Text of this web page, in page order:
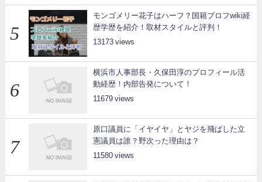
モンゴメリー花子はハーフ？国籍プロフwiki経
歴学歴を紹介！取材スタイルと評判！
13173
横浜市人事部長・久保田淳のプロフィール活
動経歴！内部告発について！
11679
原口議員に「イヤイヤ」とヤジを飛ばした立
憲議員は誰？野次った理由は？
11580